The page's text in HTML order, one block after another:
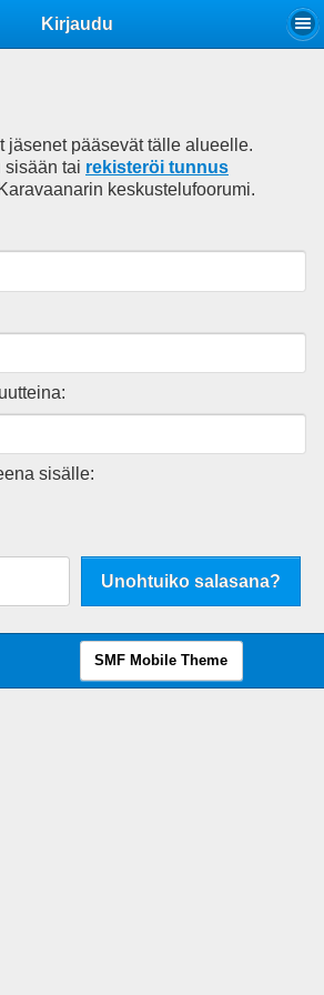
Kirjaudu
jäsenet pääsevät tälle alueelle.
sisään tai rekisteröi tunnus
keskustelufoorumi.
sisälle:
Unohtuiko salasana?
SMF Mobile Theme